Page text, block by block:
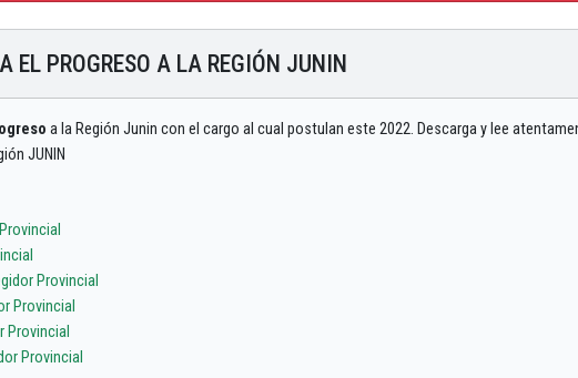
EL PROGRESO A LA REGIÓN JUNIN
a la Región Junin con el cargo al cual postulan este 2022. Descarga y lee
JUNIN
Provincial
Provincial
Provincial
Provincial